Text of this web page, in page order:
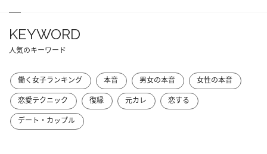
KEYWORD
人気のキーワード
働く女子ランキング 本音 男女の本音
女性の本音
恋愛テクニック
復縁 元カレ
恋する
デート・カップル